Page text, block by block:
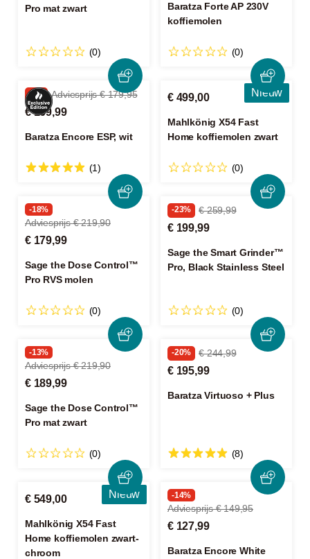
Pro mat zwart
(0)
Baratza Forte AP 230V
koffiemolen
(0)
-5% Adviesprijs € 179,95
€ 169,99
Baratza Encore ESP, wit
(1)
Nieuw
€ 499,00
Mahlkönig X54 Fast
Home koffiemolen zwart
(0)
-18%
Adviesprijs € 219,90
€ 179,99
Sage the Dose Control™
Pro RVS molen
(0)
-23% € 259,99
€ 199,99
Sage the Smart Grinder™
Pro, Black Stainless Steel
(0)
-13%
Adviesprijs € 219,90
€ 189,99
Sage the Dose Control™
Pro mat zwart
(0)
-20% € 244,99
€ 195,99
Baratza Virtuoso + Plus
(8)
Nieuw
€ 549,00
Mahlkönig X54 Fast
Home koffiemolen zwart-
chroom
-14%
Adviesprijs € 149,95
€ 127,99
Baratza Encore White